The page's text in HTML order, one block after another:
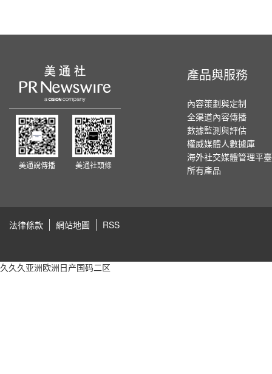
美通說傳播 美通社頭條
產品與服務
內容策劃與定制
全渠道內容傳播
數據監測與評估
權威媒體人數據庫
海外社交媒體管理平臺
所有產品
法律條款 網站地圖 RSS
久久久亚洲欧洲日产国码二区